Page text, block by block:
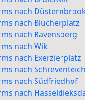
nach
nach Blücherplatz
nach Ravensberg
nach Wik
nach Exerzierplatz
nach Schreventeich
nach Südfriedhof
nach